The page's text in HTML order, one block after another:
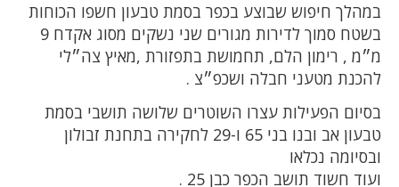
במהלך חיפוש שבוצע בכפר בסמת טבעון חשפו הכוחות
בשטח סמוך לדירות מגורים שני נשקים מסוג אקדח 9
מ״מ , רימון הלם, תחמושת בתפזורת ,מאיץ צה״לי
להכנת מטעני חבלה ושכפ״צ .
בסיום הפעילות עצרו השוטרים שלושה תושבי בסמת
טבעון אב ובנו בני 65 ו-29 לחקירה בתחנת זבולון
ובסיומה נכלאו
ועוד חשוד תושב הכפר כבן 25 .